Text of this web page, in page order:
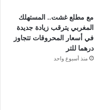
مع مطلع غشت.. المستهلك
المغربي يترقب زيادة جديدة
في أسعار المحروقات تتجاوز
درهما للتر
منذ أسبوع واحد